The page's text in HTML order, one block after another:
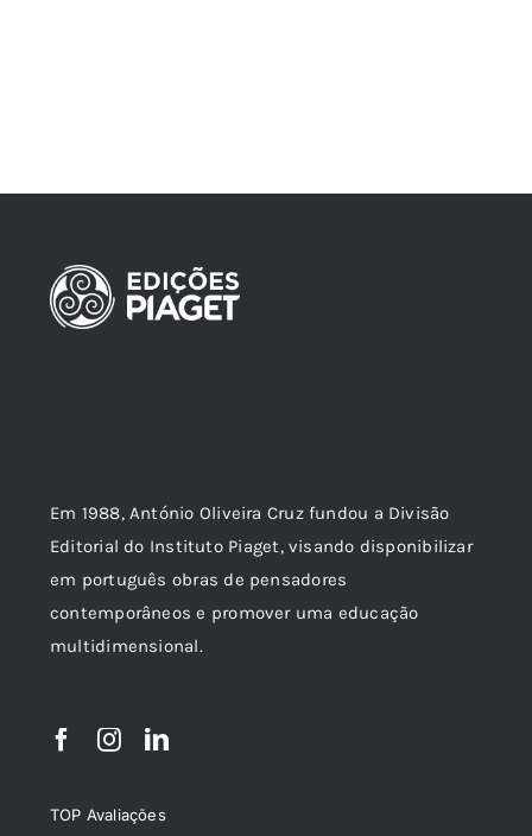
Em 1988, António Oliveira Cruz fundou a Divisão
Editorial do Instituto Piaget, visando disponibilizar
em português obras de pensadores
contemporâneos e promover uma educação
multidimensional.
TOP Avaliações